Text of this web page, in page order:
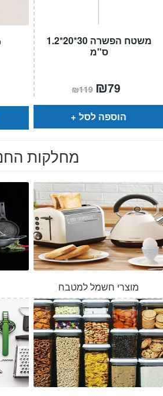
משטח הפשרה 30*20*1.2
ס"מ
₪119 המחיר
המקורי
היה:
₪119.
₪79
הוא:
הוספה לסל
מחלקות
מוצרי חשמל למטבח